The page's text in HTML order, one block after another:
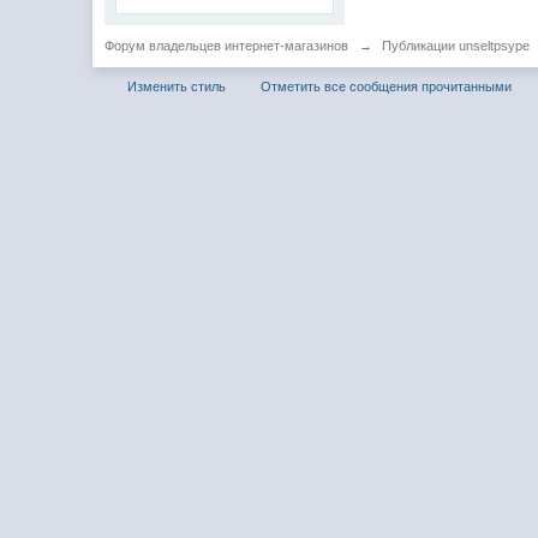
Форум владельцев интернет-магазинов → Публикации unseltpsype
Изменить стиль Отметить все сообщения прочитанными